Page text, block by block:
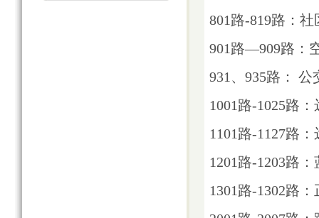
801路-819路：
901路—909路：
931、935路： 公
1001路-1025路
1101路-1127路
1201路-1203路
1301路-1302路